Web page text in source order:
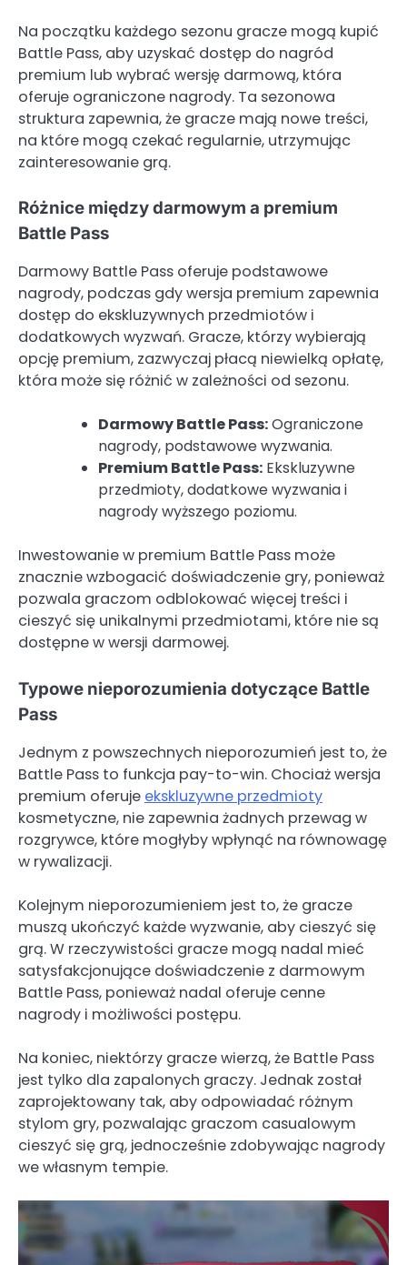
Na początku każdego sezonu gracze mogą kupić
Battle Pass, aby uzyskać dostęp do nagród
premium lub wybrać wersję darmową, która
oferuje ograniczone nagrody. Ta sezonowa
struktura zapewnia, że gracze mają nowe treści,
na które mogą czekać regularnie, utrzymując
zainteresowanie grą.
Różnice między darmowym a premium
Battle Pass
Darmowy Battle Pass oferuje podstawowe
nagrody, podczas gdy wersja premium zapewnia
dostęp do ekskluzywnych przedmiotów i
dodatkowych wyzwań. Gracze, którzy wybierają
opcję premium, zazwyczaj płacą niewielką opłatę,
która może się różnić w zależności od sezonu.
Darmowy Battle Pass:Ograniczone
nagrody, podstawowe wyzwania.
Premium Battle Pass: Ekskluzywne
przedmioty, dodatkowe wyzwania i
nagrody wyższego poziomu.
Inwestowanie w premium Battle Pass może
znacznie wzbogacić doświadczenie gry, ponieważ
pozwala graczom odblokować więcej treści i
cieszyć się unikalnymi przedmiotami, które nie są
dostępne w wersji darmowej.
Typowe nieporozumienia dotyczące Battle
Pass
Jednym z powszechnych nieporozumień jest to, że
Battle Pass to funkcja pay-to-win. Chociaż wersja
premium oferuje ekskluzywne przedmioty
kosmetyczne, nie zapewnia żadnych przewag w
rozgrywce, które mogłyby wpłynąć na równowagę
w rywalizacji.
Kolejnym nieporozumieniem jest to, że gracze
muszą ukończyć każde wyzwanie, aby cieszyć się
grą. W rzeczywistości gracze mogą nadal mieć
satysfakcjonujące doświadczenie z darmowym
Battle Pass, ponieważ nadal oferuje cenne
nagrody i możliwości postępu.
Na koniec, niektórzy gracze wierzą, że Battle Pass
jest tylko dla zapalonych graczy. Jednak został
zaprojektowany tak, aby odpowiadać różnym
stylom gry, pozwalając graczom casualowym
cieszyć się grą, jednocześnie zdobywając nagrody
we własnym tempie.